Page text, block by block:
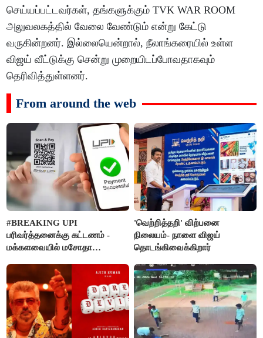
செய்யப்பட்டவர்கள், தங்களுக்கும் TVK WAR ROOM
அலுவலகத்தில் வேலை வேண்டும் என்று கேட்டு
வருகின்றனர். இல்லையென்றால், நீலாங்கரையில் உள்ள
விஜய் வீட்டுக்கு சென்று முறையிடப்போவதாகவும்
தெரிவித்துள்ளனர்.
From around the web
#BREAKING UPI
பரிவர்த்தனைக்கு கட்டணம் -
மக்களவையில் மசோதா
'வெற்றித்தறி' விற்பனை
நிலையம்- நாளை விஜய்
தொடங்கிவைக்கிறார்